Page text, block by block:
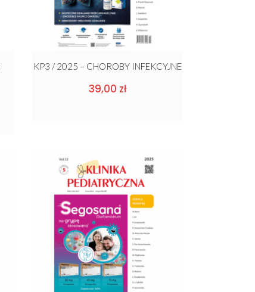
KP3 / 2025 – CHOROBY INFEKCYJNE
39,00 zł